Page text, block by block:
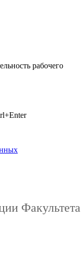
рабочего
Факультета